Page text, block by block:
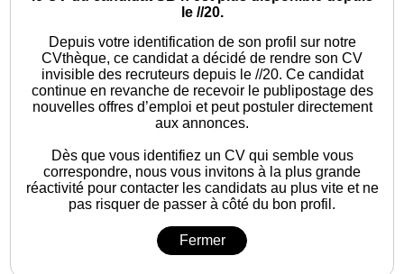
le //20.
Depuis votre identification de son profil sur notre
CVthèque, ce candidat a décidé de rendre son CV
invisible des recruteurs depuis le //20. Ce candidat
continue en revanche de recevoir le publipostage des
nouvelles offres d’emploi et peut postuler directement
aux annonces.
Dès que vous identifiez un CV qui semble vous
correspondre, nous vous invitons à la plus grande
réactivité pour contacter les candidats au plus vite et ne
pas risquer de passer à côté du bon profil.
Fermer